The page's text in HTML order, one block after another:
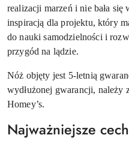
realizacji marzeń i nie bała się
inspiracją dla projektu, który
do nauki samodzielności i
przygód na lądzie.
Nóż objęty jest 5-letnią
wydłużonej gwarancji, należy
Homey’s.
Najważniejsze